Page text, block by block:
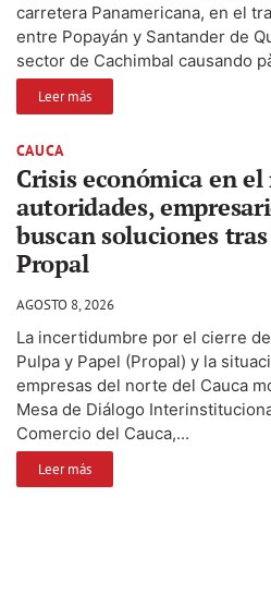
carretera Panamericana, en el
entre Popayán y Santander de
sector de Cachimbal causando
Leer más
CAUCA
Crisis económica en
autoridades,
buscan soluciones
Propal
AGOSTO 8, 2026
La incertidumbre por el cierre
Pulpa y Papel (Propal) y la
empresas del norte del Cauca
Mesa de Diálogo
Comercio del Cauca,...
Leer más